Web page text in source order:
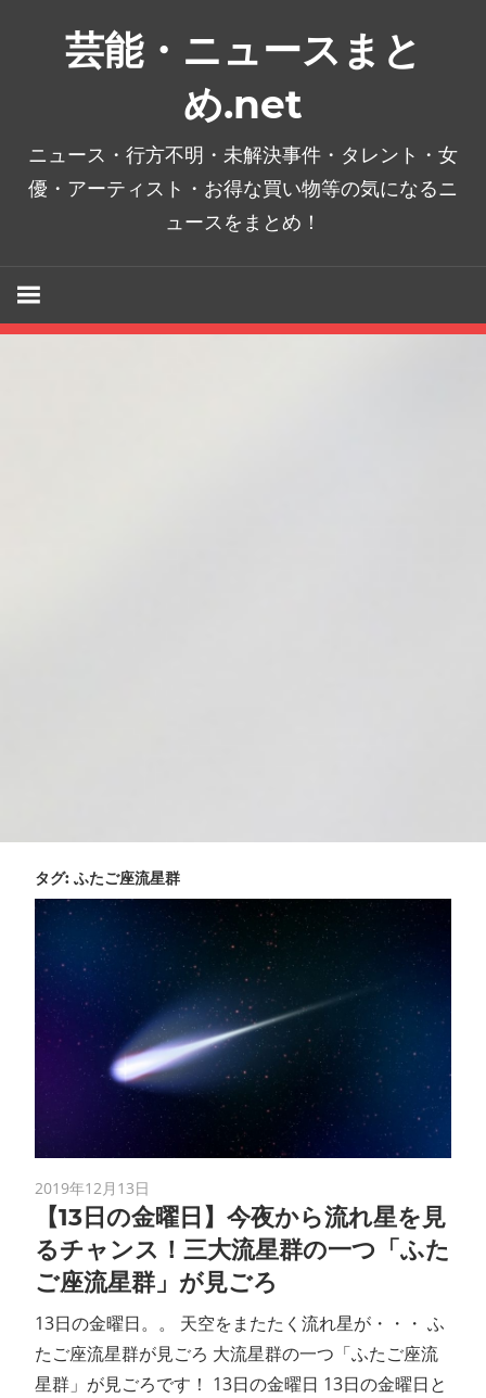
芸能・ニュースまと
め.net
ニュース・行方不明・未解決事件・タレント・女
優・アーティスト・お得な買い物等の気になるニ
ュースをまとめ！
タグ: ふたご座流星群
2019年12月13日
【13日の金曜日】今夜から流れ星を見
るチャンス！三大流星群の一つ「ふた
ご座流星群」が見ごろ
13日の金曜日。。 天空をまたたく流れ星が・・・ ふ
たご座流星群が見ごろ 大流星群の一つ「ふたご座流
星群」が見ごろです！ 13日の金曜日 13日の金曜日と